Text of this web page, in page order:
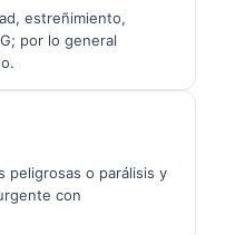
estreñimiento,
por lo general
peligrosas o parálisis y
con